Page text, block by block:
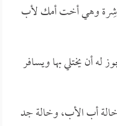
وهي أخت أمك لأب
أن يختلي بها ويسافر
أب الأب، وخالة جد